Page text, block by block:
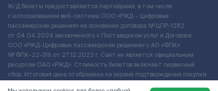
Ж/Д билеты предоставляются партнёрами, в том числе
с использованием веб-системы ООО «РЖД – Цифровые
пассажирские решения» на основании договора № ЦПР-1282
от 04.04.2024 заключенного с Поставщиком услуг и Договора
ООО «РЖД-Цифровые пассажирские решения» c АО «ФПК»
№ ФПК-22-316 от 27.12.2022 г. Сайт не является официальным
ресурсом ОАО «РЖД». Стоимость билетов включает сервисный
сбор. Итоговая цена отображена на экране подтверждения покупки.